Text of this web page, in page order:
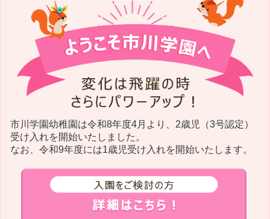
市川学園幼稚園は令和8年度4月より、2歳児（3号認定）
受け入れを開始いたしました。
なお、令和9年度には1歳児受け入れを開始いたします。